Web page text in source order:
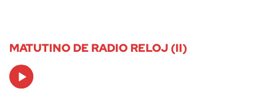
MATUTINO DE RADIO RELOJ (II)
Audio
Player